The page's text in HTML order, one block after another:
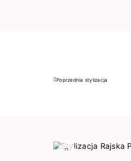
Poprzedni
Poprzednia stylizacja